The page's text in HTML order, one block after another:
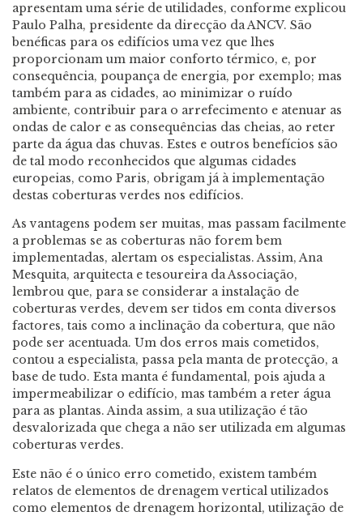
apresentam uma série de utilidades, conforme explicou
Paulo Palha, presidente da direcção da ANCV. São
benéficas para os edifícios uma vez que lhes
proporcionam um maior conforto térmico, e, por
consequência, poupança de energia, por exemplo; mas
também para as cidades, ao minimizar o ruído
ambiente, contribuir para o arrefecimento e atenuar as
ondas de calor e as consequências das cheias, ao reter
parte da água das chuvas. Estes e outros benefícios são
de tal modo reconhecidos que algumas cidades
europeias, como Paris, obrigam já à implementação
destas coberturas verdes nos edifícios.
As vantagens podem ser muitas, mas passam facilmente
a problemas se as coberturas não forem bem
implementadas, alertam os especialistas. Assim, Ana
Mesquita, arquitecta e tesoureira da Associação,
lembrou que, para se considerar a instalação de
coberturas verdes, devem ser tidos em conta diversos
factores, tais como a inclinação da cobertura, que não
pode ser acentuada. Um dos erros mais cometidos,
contou a especialista, passa pela manta de protecção, a
base de tudo. Esta manta é fundamental, pois ajuda a
impermeabilizar o edifício, mas também a reter água
para as plantas. Ainda assim, a sua utilização é tão
desvalorizada que chega a não ser utilizada em algumas
coberturas verdes.
Este não é o único erro cometido, existem também
relatos de elementos de drenagem vertical utilizados
como elementos de drenagem horizontal, utilização de